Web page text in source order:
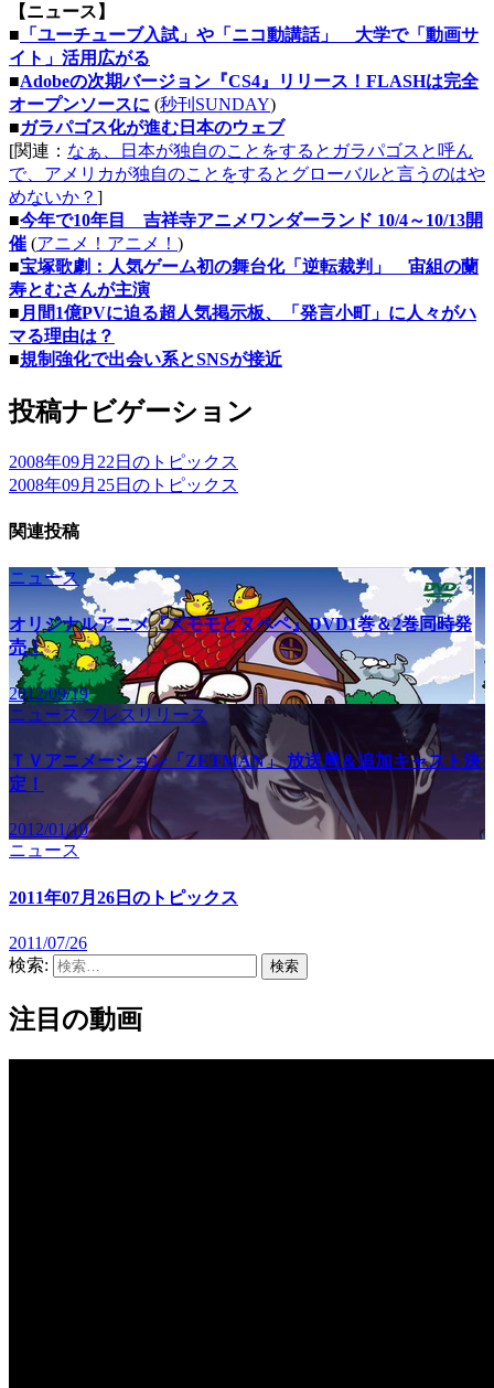
【ニュース】
■ 「ユーチューブ入試」や「ニコ動講話」 大学で「動画サ
イト」活用広がる
■Adobeの次期バージョン『CS4』リリース！FLASHは完全
オープンソースに (秒刊SUNDAY)
■ガラパゴス化が進む日本のウェブ
[関連： なぁ、日本が独自のことをするとガラパゴスと呼ん
で、アメリカが独自のことをするとグローバルと言うのはや
めないか？ ]
■今年で10年目 吉祥寺アニメワンダーランド 10/4～10/13開
催 (アニメ！アニメ！ )
■宝塚歌劇：人気ゲーム初の舞台化「逆転裁判」 宙組の蘭
寿とむさんが主演
■ 月間1億PVに迫る超人気掲示板、「発言小町」に人々がハ
マる理由は？
■規制強化で出会い系とSNSが接近
投稿ナビゲーション
2008年09月22日のトピックス
2008年09月25日のトピックス
関連投稿
ニュース
オリジナルアニメ『ズモモとヌペペ』DVD1巻＆2巻同時発
売！
2012/09/19
ニュース プレスリリース
ＴＶアニメーション「ZETMAN」 放送局＆追加キャスト決
定！
2012/01/10
ニュース
2011年07月26日のトピックス
2011/07/26
検索:
注目の動画